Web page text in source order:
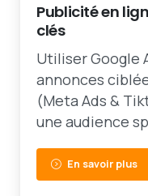
Publicité en
clés
Utiliser Google
annonces
(Meta Ads &
une audience
En savoir plus